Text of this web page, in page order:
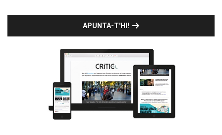
APUNTA-T'HI!